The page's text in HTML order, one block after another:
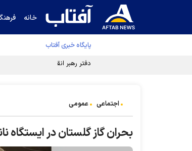
خانه
پایگاه خبری آفتاب
دفتر رهبر انقلاب ادعای خرازی
اجتماعی عمومی
بحران گاز گلستان در